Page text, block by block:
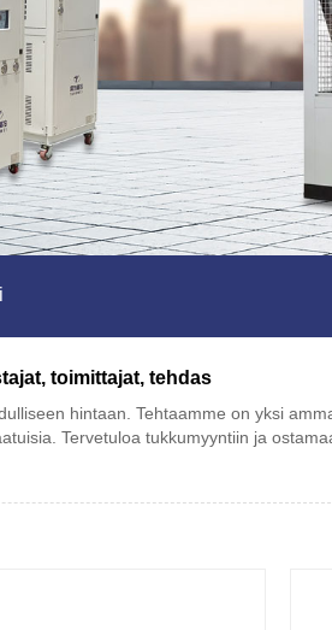
toimittajat, tehdas
hintaan. Tehtaamme on yksi
Tervetuloa tukkumyyntiin ja